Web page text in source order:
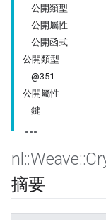
公開類型
公開屬性
公開函式
公開類型
@351
公開屬性
鍵
nl ::Weave::
摘要